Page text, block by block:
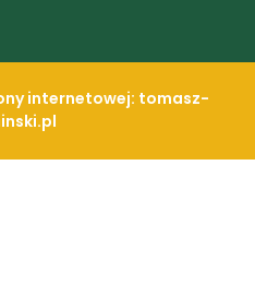
internetowej: tomasz-